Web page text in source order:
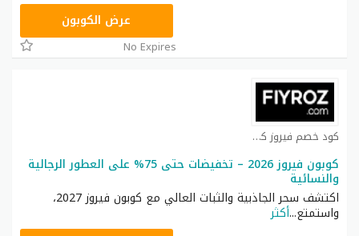
عرض الكوبون
No Expires
كود خصم فيروز كوبون
كوبون فيروز 2026 – تخفيضات حتى 75% على العطور الرجالية
والنسائية
اكتشف سحر الجاذبية والثبات العالي مع كوبون فيروز 2027،
واستمتع...أكثر